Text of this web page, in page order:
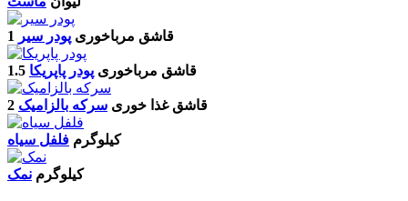
1 قاشق مرباخوری پودر سیر
1.5 قاشق مرباخوری پودر پاپریکا
2 قاشق غذا خوری سرکه بالزامیک
کیلوگرم فلفل سیاه
کیلوگرم نمک